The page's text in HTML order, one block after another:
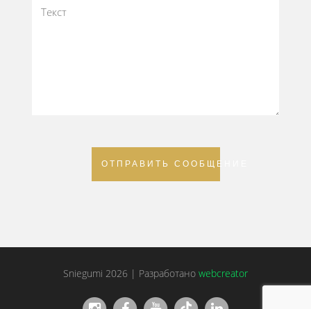
ОТПРАВИТЬ СООБЩЕНИЕ
Sniegumi 2026 | Разработано webcreator